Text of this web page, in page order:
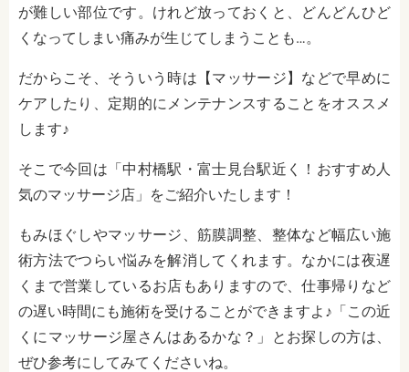
が難しい部位です。けれど放っておくと、どんどんひど
くなってしまい痛みが生じてしまうことも…。
だからこそ、そういう時は【マッサージ】などで早めに
ケアしたり、定期的にメンテナンスすることをオススメ
します♪
そこで今回は「中村橋駅・富士見台駅近く！おすすめ人
気のマッサージ店」をご紹介いたします！
もみほぐしやマッサージ、筋膜調整、整体など幅広い施
術方法でつらい悩みを解消してくれます。なかには夜遅
くまで営業しているお店もありますので、仕事帰りなど
の遅い時間にも施術を受けることができますよ♪「この近
くにマッサージ屋さんはあるかな？」とお探しの方は、
ぜひ参考にしてみてくださいね。